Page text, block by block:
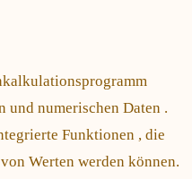
und numerischen Daten .
Funktionen , die
Werten werden können.